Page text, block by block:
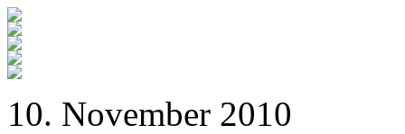
10. November 2010